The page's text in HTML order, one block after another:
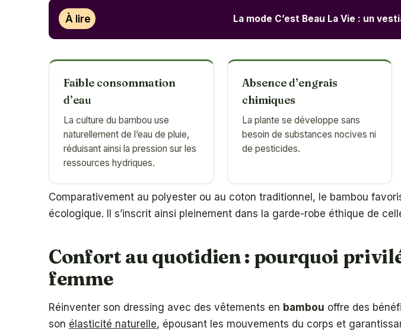
À lire La mode C’est Beau La Vie : un
Faible consommation
d’eau
La culture du bambou use
naturellement de l’eau de pluie,
réduisant ainsi la pression sur les
ressources hydriques.
Absence d’engrais
chimiques
La plante se développe sans
besoin de substances nocives ni
de pesticides.
Comparativement au polyester ou au coton traditionnel, le bambou
écologique. Il s’inscrit ainsi pleinement dans la garde-robe éthique de
Confort au quotidien : pourquoi
femme
Réinventer son dressing avec des vêtements en bambou offre des
son élasticité naturelle, épousant les mouvements du corps et